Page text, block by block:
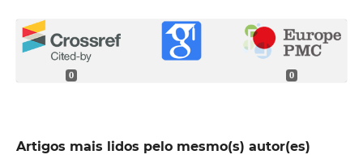
0 0
Artigos mais lidos pelo mesmo(s) autor(es)